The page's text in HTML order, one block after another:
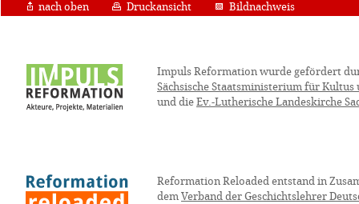
nach oben Druckansicht Bildnachweis
Impuls Reformation wurde gefördert
Sächsische Staatsministerium für Kultus
und die Ev.-Lutherische Landeskirche
Reformation Reloaded entstand in
dem Verband der Geschichtslehrer